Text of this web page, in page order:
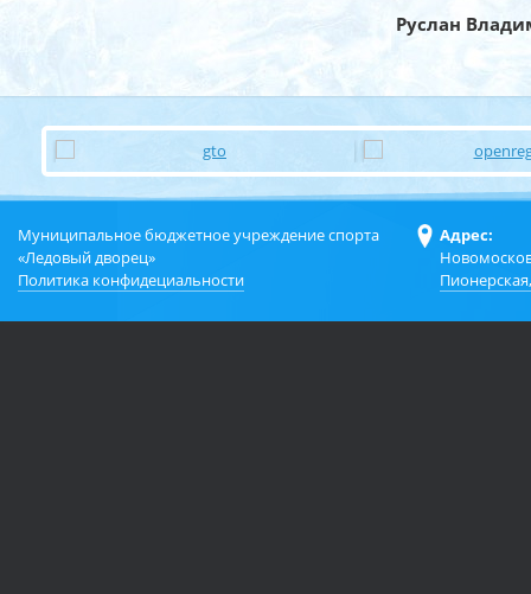
Руслан
Муниципальное бюджетное учреждение спорта
«Ледовый дворец»
Политика конфидециальности
Адрес: